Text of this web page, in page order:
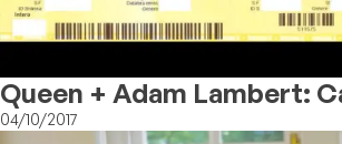
Queen + Adam Lambert:
Nominativo Sui Biglietti
04/10/2017